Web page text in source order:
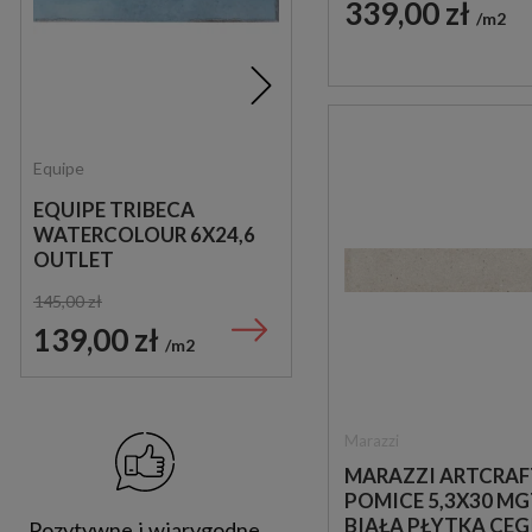
Equipe
EQUIPE TRIBECA
WATERCOLOUR 6X24,6
OUTLET
145,00 zł
139,00 zł m2
DREWNOPODOBNE
339,00 zł m2
MARAZZI
POMICE 5,3X30
BIAŁA PŁYTKA